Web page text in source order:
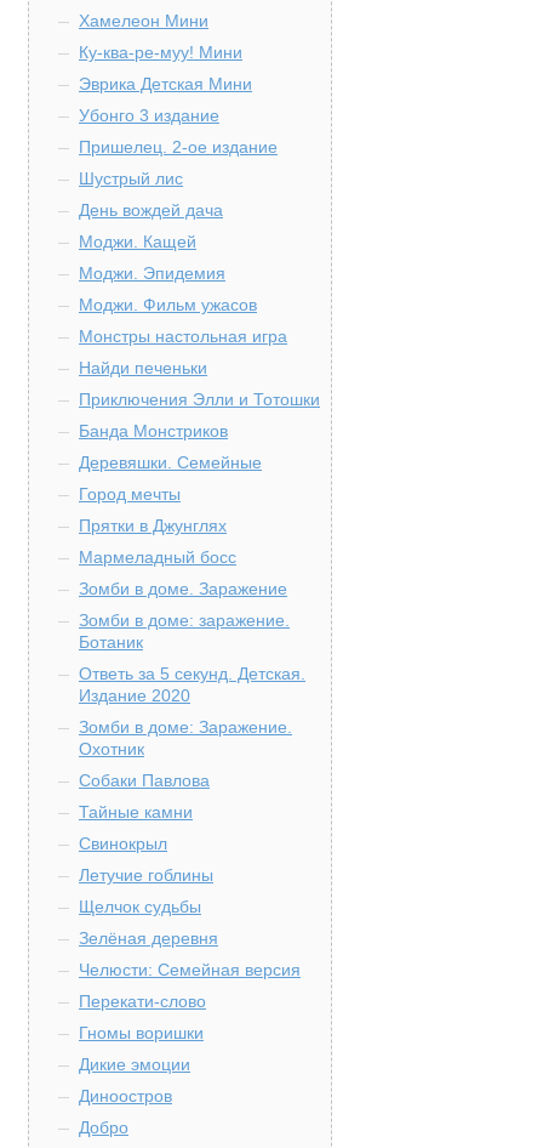
Хамелеон Мини
Ку-ква-ре-муу! Мини
Эврика Детская Мини
Убонго 3 издание
Пришелец. 2-ое издание
Шустрый лис
День вождей дача
Моджи. Кащей
Моджи. Эпидемия
Моджи. Фильм ужасов
Монстры настольная игра
Найди печеньки
Приключения Элли и Тотошки
Банда Монстриков
Деревяшки. Семейные
Город мечты
Прятки в Джунглях
Мармеладный босс
Зомби в доме. Заражение
Зомби в доме: заражение.
Ботаник
Ответь за 5 секунд. Детская.
Издание 2020
Зомби в доме: Заражение.
Охотник
Собаки Павлова
Тайные камни
Свинокрыл
Летучие гоблины
Щелчок судьбы
Зелёная деревня
Челюсти: Семейная версия
Перекати-слово
Гномы воришки
Дикие эмоции
Диноостров
Добро